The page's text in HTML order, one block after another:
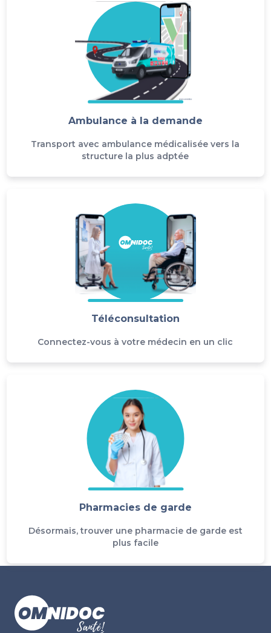
Ambulance à la demande
Transport avec ambulance médicalisée vers la
structure la plus adptée
Téléconsultation
Connectez-vous à votre médecin en un clic
Pharmacies de garde
Désormais, trouver une pharmacie de garde est
plus facile